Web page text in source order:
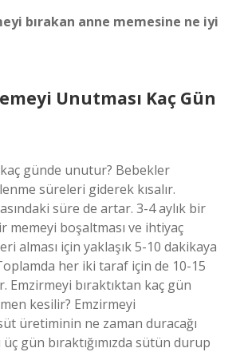
bırakan anne memesine ne iyi
Unutması Kaç Gün
günde unutur? Bebekler
süreleri giderek kısalır.
süre de artar. 3-4 aylık bir
memeyi boşaltması ve ihtiyaç
alması için yaklaşık 5-10 dakikaya
her iki taraf için de 10-15
Emzirmeyi bıraktıktan kaç gün
kesilir? Emzirmeyi
süt üretiminin ne zaman duracağı
gün bıraktığımızda sütün durup